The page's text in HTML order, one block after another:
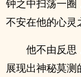
钟之中扫荡一圈
不安在他的心灵
他不由反思
展现出神秘莫